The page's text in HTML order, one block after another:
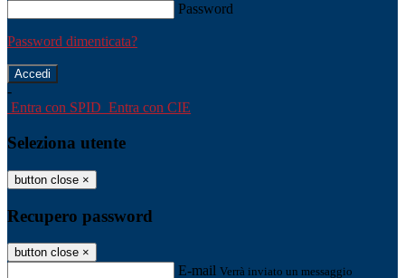
Password
Password dimenticata?
-
Entra con SPID Entra con CIE
Seleziona utente
button close ×
Recupero password
button close ×
E-mail Verrà inviato un messaggio